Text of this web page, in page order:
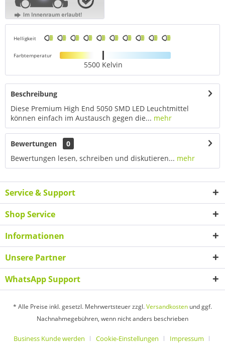
Helligkeit
Farbtemperatur
5500 Kelvin
Beschreibung
Diese Premium High End 5050 SMD LED Leuchtmittel
können einfach im Austausch gegen die... mehr
Bewertungen
0
Bewertungen lesen, schreiben und diskutieren... mehr
Service & Support
Shop Service
Informationen
Unsere Partner
WhatsApp Support
* Alle Preise inkl. gesetzl. Mehrwertsteuer zzgl.Versandkosten und ggf.
Nachnahmegebühren, wenn nicht anders beschrieben
Business Kunde werden Cookie-Einstellungen
Impressum